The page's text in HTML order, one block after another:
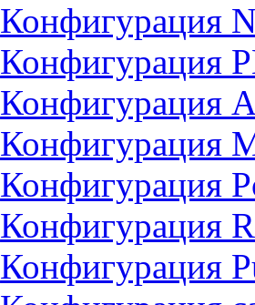
Конфигурация
Конфигурация
Конфигурация
Конфигурация
Конфигурация
Конфигурация
Конфигурация